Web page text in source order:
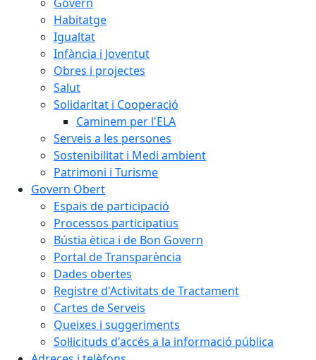
Habitatge
Igualtat
Infància i Joventut
Obres i projectes
Salut
Solidaritat i Cooperació
Caminem per l'ELA
Serveis a les persones
Sostenibilitat i Medi ambient
Patrimoni i Turisme
Govern Obert
Espais de participació
Processos participatius
Bústia ètica i de Bon Govern
Portal de Transparència
Dades obertes
Registre d'Activitats de Tractament
Cartes de Serveis
Queixes i suggeriments
Sol·licituds d'accés a la informació pública